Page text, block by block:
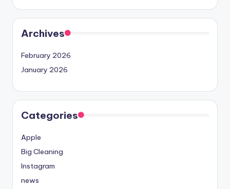
Archives
February 2026
January 2026
Categories
Apple
Big Cleaning
Instagram
news